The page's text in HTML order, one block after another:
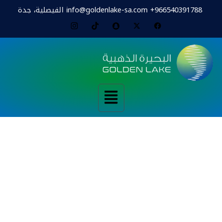
966540391788+
info@goldenlake-sa.com الفيصلية، جدة
القائمة